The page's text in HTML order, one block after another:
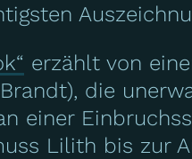
erzählt von
die
einer
Lilith bis zur